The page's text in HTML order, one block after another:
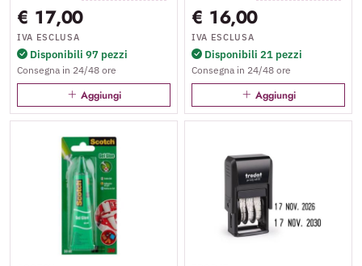
€ 17,00
IVA ESCLUSA
Disponibili 97 pezzi
Consegna in 24/48 ore
Aggiungi
€ 16,00
IVA ESCLUSA
Disponibili 21 pezzi
Consegna in 24/48 ore
Aggiungi